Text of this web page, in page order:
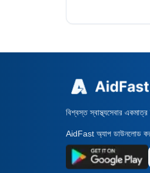
বিশ্বস্ত স্বাস্থ্যসেবার
AidFast অ্যাপ ডাউনলোড